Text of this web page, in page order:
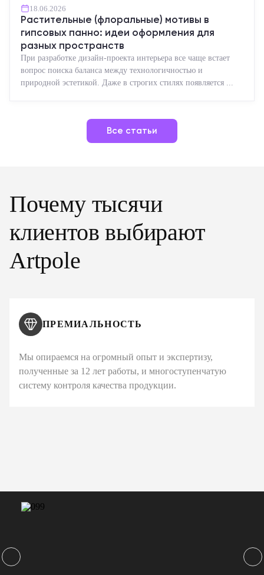
18.06.2026
Растительные (флоральные) мотивы в
гипсовых панно: идеи оформления для
разных пространств
При разработке дизайн-проекта интерьера все чаще встает
вопрос поиска баланса между технологичностью и
природной эстетикой. Даже в строгих стилях появляется ...
Все статьи
Почему тысячи
клиентов выбирают
Artpole
ПРЕМИАЛЬНОСТЬ
Мы опираемся на огромный опыт и экспертизу,
полученные за 12 лет работы, и многоступенчатую
систему контроля качества продукции.